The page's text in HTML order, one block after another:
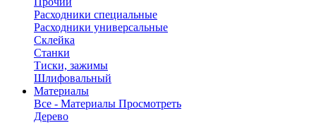
Расходники специальные
Расходники универсальные
Склейка
Станки
Тиски, зажимы
Шлифовальный
Материалы
Все - Материалы Просмотреть
Дерево